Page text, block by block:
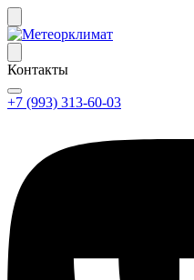
Контакты
+7 (993) 313-60-03